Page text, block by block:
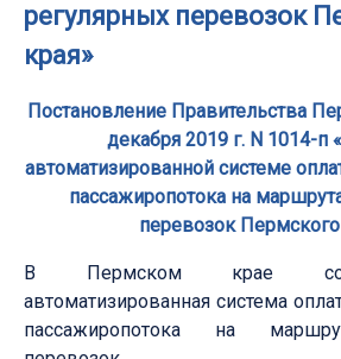
регулярных перевозок
края»
Постановление Правительства
декабря 2019 г. N 1014-п
автоматизированной системе
пассажиропотока на
перевозок Пермского
В Пермском крае
автоматизированная система
пассажиропотока на